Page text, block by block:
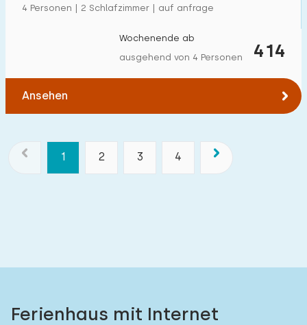
4 Personen | 2 Schlafzimmer | auf anfrage
414
Wochenende ab
ausgehend von 4 Personen
Ansehen
1 2 3 4
Ferienhaus mit Internet